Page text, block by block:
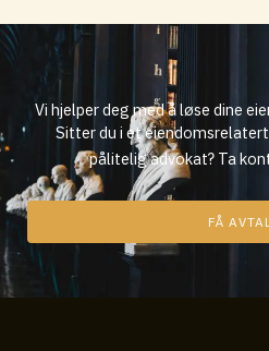
Vi hjelper deg med å løse dine
Sitter du i et
pålitelig advokat? Ta
FÅ